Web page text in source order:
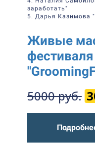
заработать"
5. Дарья Казимова
Живые
5000 руб.